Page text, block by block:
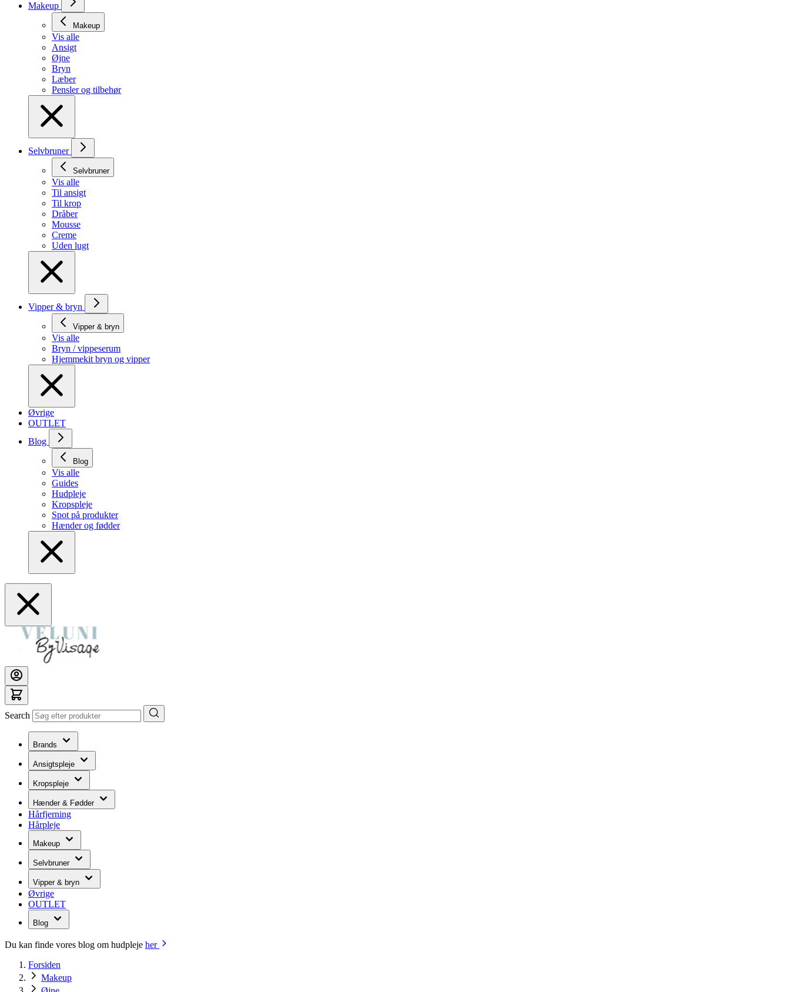
Makeup
Makeup
Vis alle
Ansigt
Øjne
Bryn
Læber
Pensler og tilbehør
Selvbruner
Selvbruner
Vis alle
Til ansigt
Til krop
Dråber
Mousse
Creme
Uden lugt
Vipper & bryn
Vipper & bryn
Vis alle
Bryn / vippeserum
Hjemmekit bryn og vipper
Øvrige
OUTLET
Blog
Blog
Vis alle
Guides
Hudpleje
Kropspleje
Spot på produkter
Hænder og fødder
Search
Brands
Ansigtspleje
Kropspleje
Hænder & Fødder
Hårfjerning
Hårpleje
Makeup
Selvbruner
Vipper & bryn
Øvrige
OUTLET
Blog
Du kan finde vores blog om hudpleje her
Forsiden
Makeup